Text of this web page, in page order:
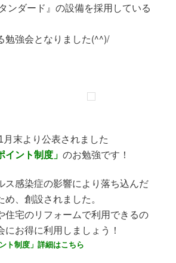
ンダード』の設備を採用している
勉強会となりました(^^)/
月末より公表されました
イント制度」のお勉強です！
ス感染症の影響により落ち込んだ
、創設されました。
住宅のリフォームで利用できるの
にお得に利用しましょう！
ト制度」詳細はこちら